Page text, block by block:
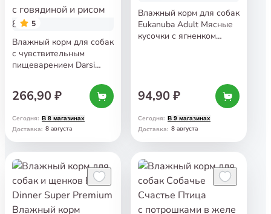
5
Влажный корм для собак
с чувствительным
пищеварением Darsi
с говядиной и рисом
850 г
266,90 ₽
Сегодня: В 8 магазинах
Доставка: 8 августа
Влажный корм для собак
Eukanuba Adult Мясные
кусочки с ягненком
94,90 ₽
Сегодня: В 9 магазинах
Доставка: 8 августа